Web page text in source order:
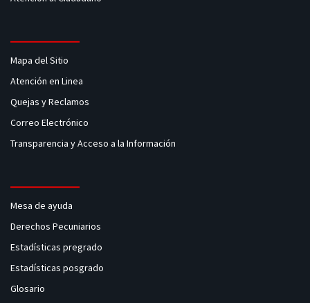
Mapa del Sitio
Atención en Linea
Quejas y Reclamos
Correo Electrónico
Transparencia y Acceso a la Información
Mesa de ayuda
Derechos Pecuniarios
Estadísticas pregrado
Estadísticas posgrado
Glosario